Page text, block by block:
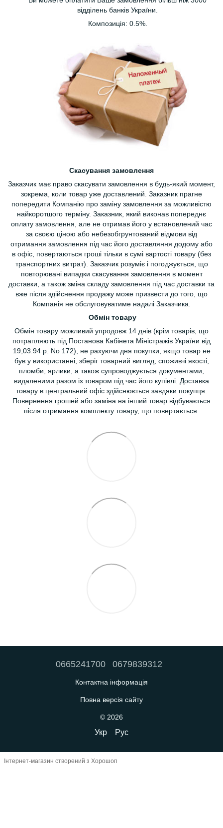
відділень банків України.
Композиція: 0.5%.
Скасування замовлення
Заказчик має право скасувати замовлення в будь-який момент,
зокрема, коли товар уже доставлений. Заказник прагне
попередити Компанію про заміну замовлення за можливістю
найкоротшого терміну. Заказник, який виконав попереднє
оплату замовлення, але не отримав його у встановлений час
за своєю ціною або небезобгрунтований відмови від
отримання замовлення під час його доставляння додому або
в офіс, повертаються гроші тільки в сумі вартості товару (без
транспортних витрат). Заказчик розуміє і погоджується, що
повторювані випадки скасування замовлення в момент
доставки, а також зміна складу замовлення під час доставки та
вже після здійснення продажу може призвести до того, що
Компанія не обслуговуватиме надалі Заказчика.
Обмін товару
Обмін товару можливий упродовж 14 днів (крім товарів, що
потрапляють під Постанова Кабінета Міністражів України від
19,03.94 р. No 172), не рахуючи дня покупки, якщо товар не
був у використанні, зберіг товарний вигляд, споживчі якості,
пломби, ярлики, а також супроводжується документами,
видаленими разом із товаром під час його купівлі. Доставка
товару в центральний офіс здійснюється завдяки покупця.
Повернення грошей або заміна на інший товар відбувається
після отримання комплекту товару, що повертається.
0665241700 0679839312
Контактна інформація
Повна версія сайту
© 2026
Укр Рус
Інтернет-магазин створений з Хорошоп